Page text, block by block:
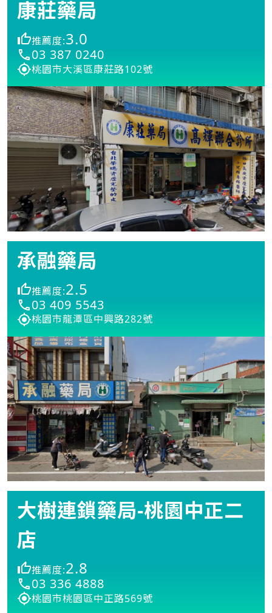
康莊藥局
推薦度:3.0
03 387 0240
桃園市大溪區康莊路102號
承融藥局
推薦度:2.5
03 409 5543
桃園市龍潭區中興路282號
大樹連鎖藥局-桃園中正二
店
推薦度:2.8
03 336 4888
桃園市桃園區中正路569號